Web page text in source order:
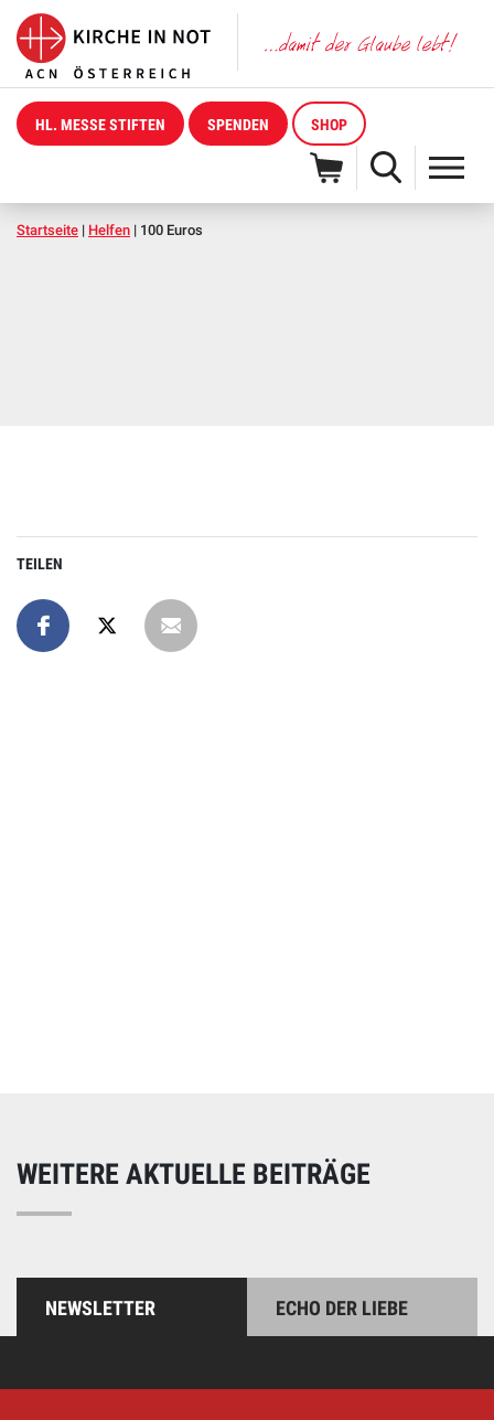
HL. MESSE STIFTEN SPENDEN SHOP
Startseite | Helfen | 100 Euros
TEILEN
WEITERE AKTUELLE BEITRÄGE
NEWSLETTER ECHO DER LIEBE